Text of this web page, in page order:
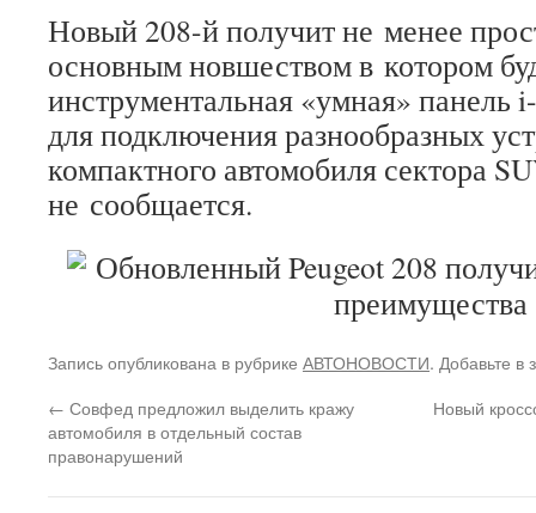
Новый 208-й получит не менее
основным новшеством в котором
инструментальная «умная» панель
для подключения разнообразных
компактного автомобиля сектора
не сообщается.
Запись опубликована в рубрике АВТОНОВОСТИ. Добавьте в
← Совфед предложил выделить кражу
автомобиля в отдельный состав
правонарушений
Новый